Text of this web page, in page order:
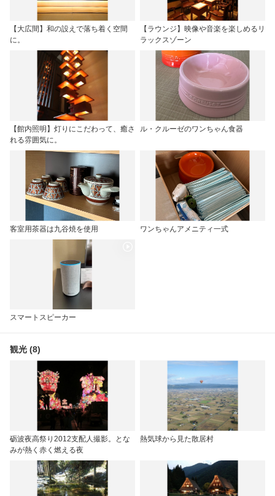
【大広間】和の設えで落ち着く空間
に。
【ラウンジ】映像や音楽を楽しめるリ
ラックスゾーン
【館内照明】灯りにこだわって、癒さ
れる雰囲気に。
ル・クルーゼのワンちゃん食器
客室用茶器は九谷焼を使用 ワンちゃんアメニティ一式
スマートスピーカー
観光 (8)
砺波夜高祭り2012支配人撮影。とな
みが熱く赤く燃える夜
熱気球から見た散居村